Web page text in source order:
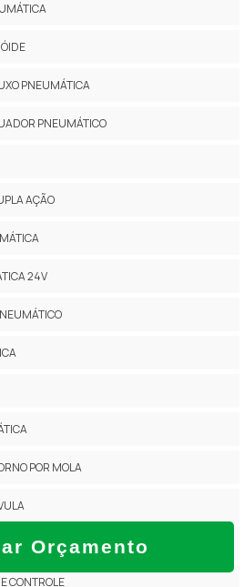
Orçamento
PNEUMÁTICA
PNEUMÁTICO
AÇÃO
24V
POR MOLA
CONTROLE